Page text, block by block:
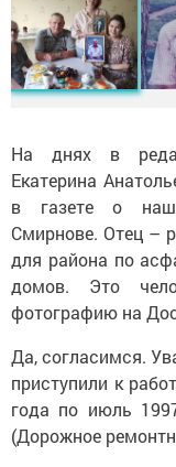
На днях в
Екатерина
в газете о
Смирнове. Отец –
для района по
домов. Это
фотографию на
Да, согласимся.
приступили к
года по июль
(Дорожное